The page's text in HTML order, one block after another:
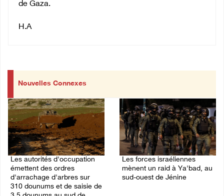
de Gaza.
H.A
Nouvelles Connexes
Les autorités d'occupation
émettent des ordres
d'arrachage d'arbres sur
310 dounums et de saisie de
Les forces israéliennes
mènent un raid à Ya'bad, au
sud-ouest de Jénine